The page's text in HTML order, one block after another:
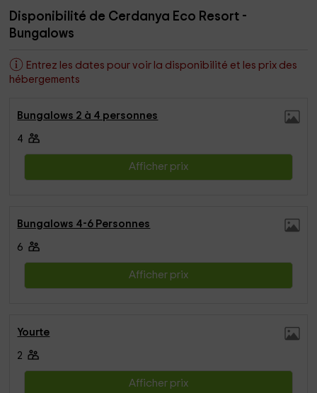
Disponibilité de Cerdanya Eco Resort -
Bungalows
Entrez les dates pour voir la disponibilité et les prix des
hébergements
Bungalows 2 à 4 personnes
4
Afficher prix
Bungalows 4-6 Personnes
6
Afficher prix
Yourte
2
Afficher prix